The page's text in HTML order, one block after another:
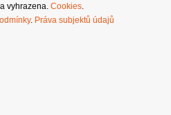
vyhrazena. Cookies
. Práva subjektů údajů